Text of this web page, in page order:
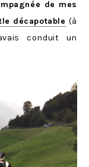
de mes
décapotable (à
conduit un